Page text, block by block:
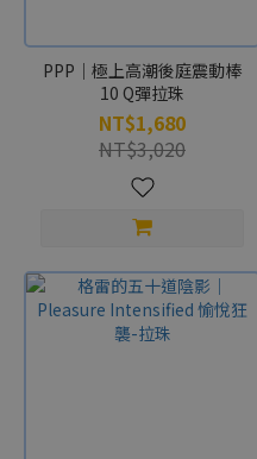
PPP｜極上高潮後庭震動棒
10 Q彈拉珠
NT$1,680
NT$3,020